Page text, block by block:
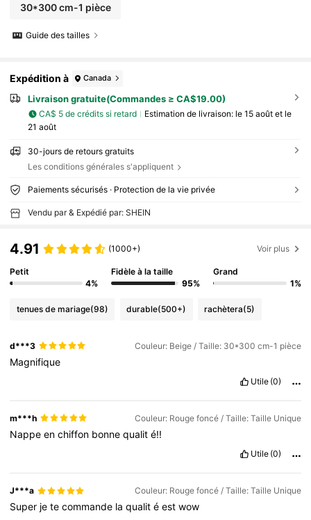
30*300 cm-1 pièce
Guide des tailles
Expédition à Canada
Livraison gratuite(Commandes ≥ CA$19.00)
CA$ 5 de crédits si retard Estimation de livraison: le 15 août et le
21 août
30-jours de retours gratuits
Les conditions générales s'appliquent
Paiements sécurisés · Protection de la vie privée
Vendu par & Expédié par: SHEIN
4.91 (1000+) Voir plus
Petit
4%
Fidèle à la taille
95%
Grand
1%
tenues de mariage(98) durable(500+) rachètera(5)
d***3 Couleur: Beige / Taille: 30*300 cm-1 pièce
Magnifique
Utile (0)
m***h Couleur: Rouge foncé / Taille: Taille Unique
Nappeenchiffon bonnequalité!!
Utile (0)
J***a Couleur: Rouge foncé / Taille: Taille Unique
Super jetecommande laqualitéestwow